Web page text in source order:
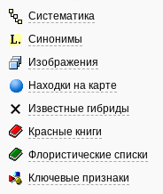
Систематика
Синонимы
Изображения
Находки на карте
Известные гибриды
Красные книги
Флористические списки
Ключевые признаки